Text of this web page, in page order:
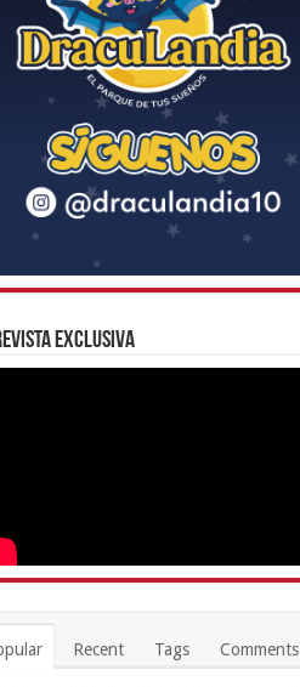
Exclusiva
Recent Tags Comments